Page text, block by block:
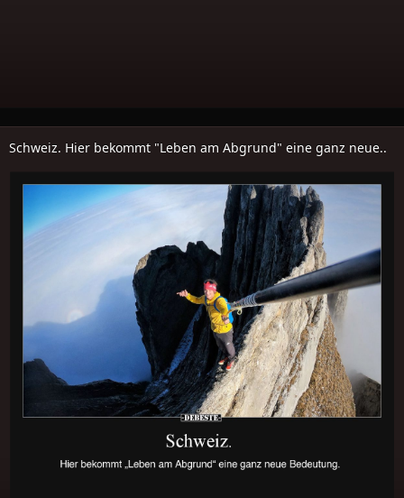
Schweiz. Hier bekommt "Leben am Abgrund" eine ganz neue..